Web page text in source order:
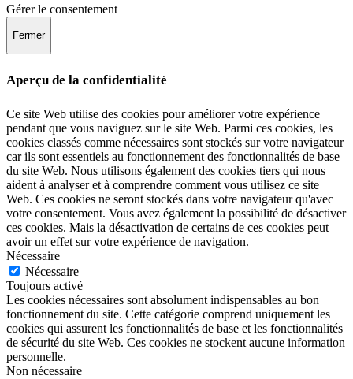
Gérer le consentement
Fermer
Aperçu de la confidentialité
Ce site Web utilise des cookies pour améliorer votre expérience
pendant que vous naviguez sur le site Web. Parmi ces cookies, les
cookies classés comme nécessaires sont stockés sur votre navigateur
car ils sont essentiels au fonctionnement des fonctionnalités de base
du site Web. Nous utilisons également des cookies tiers qui nous
aident à analyser et à comprendre comment vous utilisez ce site
Web. Ces cookies ne seront stockés dans votre navigateur qu'avec
votre consentement. Vous avez également la possibilité de désactiver
ces cookies. Mais la désactivation de certains de ces cookies peut
avoir un effet sur votre expérience de navigation.
Nécessaire
Nécessaire
Toujours activé
Les cookies nécessaires sont absolument indispensables au bon
fonctionnement du site. Cette catégorie comprend uniquement les
cookies qui assurent les fonctionnalités de base et les fonctionnalités
de sécurité du site Web. Ces cookies ne stockent aucune information
personnelle.
Non nécessaire